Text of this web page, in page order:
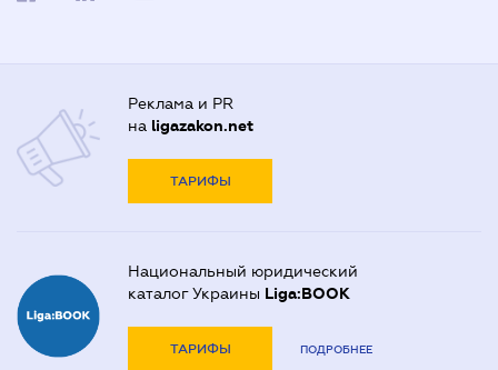
Реклама и PR
на ligazakon.net
ТАРИФЫ
Национальный юридический
каталог Украины Liga:BOOK
ТАРИФЫ ПОДРОБНЕЕ